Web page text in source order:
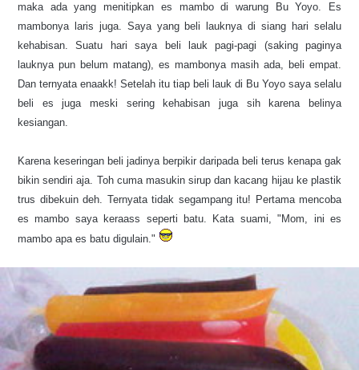
maka ada yang menitipkan es mambo di warung Bu Yoyo. Es
mambonya laris juga. Saya yang beli lauknya di siang hari selalu
kehabisan. Suatu hari saya beli lauk pagi-pagi (saking paginya
lauknya pun belum matang), es mambonya masih ada, beli empat.
Dan ternyata enaakk! Setelah itu tiap beli lauk di Bu Yoyo saya selalu
beli es juga meski sering kehabisan juga sih karena belinya
kesiangan.
Karena keseringan beli jadinya berpikir daripada beli terus kenapa gak
bikin sendiri aja. Toh cuma masukin sirup dan kacang hijau ke plastik
trus dibekuin deh. Ternyata tidak segampang itu! Pertama mencoba
es mambo saya keraass seperti batu. Kata suami, "Mom, ini es
mambo apa es batu digulain."